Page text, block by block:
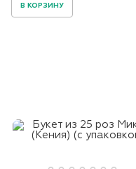
В КОРЗИНУ